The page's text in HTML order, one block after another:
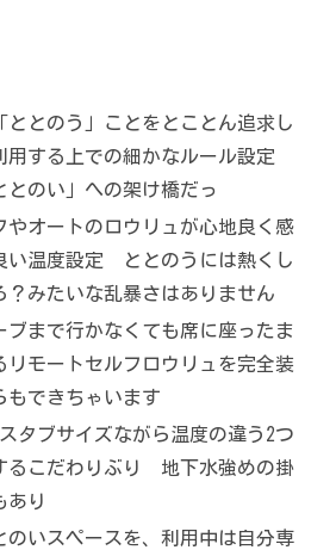
とのう」ことをとことん追求し
する上での細かなルール設定
とのい」への架け橋だっ
オートのロウリュが心地良く感
い温度設定 ととのうには熱くし
？みたいな乱暴さはありません
まで行かなくても席に座ったま
リモートセルフロウリュを完全装
できちゃいます
タブサイズながら温度の違う2つ
るこだわりぶり 地下水強めの掛
あり
いスペースを、利用中は自分専